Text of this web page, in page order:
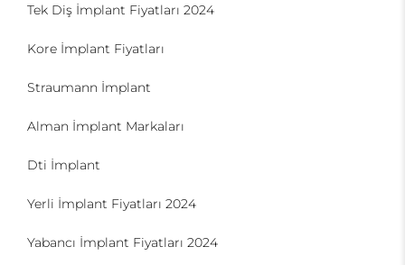
Tek Diş İmplant Fiyatları 2024
Kore İmplant Fiyatları
Straumann İmplant
Alman İmplant Markaları
Dti İmplant
Yerli İmplant Fiyatları 2024
Yabancı İmplant Fiyatları 2024